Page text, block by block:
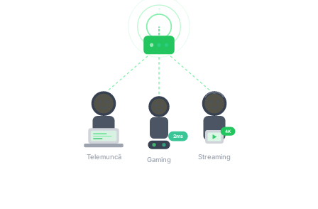
Telemuncă
2ms
Gaming
4K
Streaming